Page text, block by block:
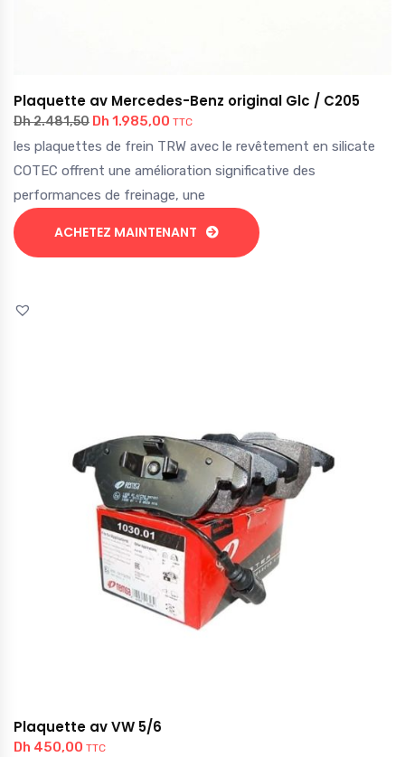
Plaquette av Mercedes-Benz original Glc / C205
Dh2.481,50 Dh 1.985,00 TTC
les plaquettes de frein TRW avec le revêtement en silicate
COTEC offrent une amélioration significative des
performances de freinage, une
ACHETEZ MAINTENANT
Plaquette av VW 5/6
Dh 450,00 TTC